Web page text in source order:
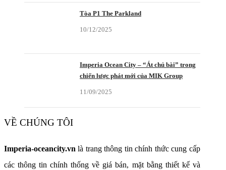
Tòa P1 The Parkland
10/12/2025
Imperia Ocean City – “Át chủ bài” trong
chiến lược phát mới của MIK Group
11/09/2025
VỀ CHÚNG TÔI
Imperia-oceancity.vn là trang thông tin chính thức cung cấp
các thông tin chính thống về giá bán, mặt bằng thiết kế và